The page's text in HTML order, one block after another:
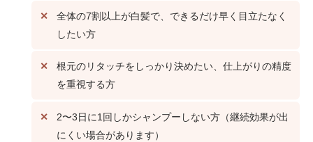
全体の7割以上が白髪で、できるだけ早く目立たなく
したい方
根元のリタッチをしっかり決めたい、仕上がりの精度
を重視する方
2〜3日に1回しかシャンプーしない方（継続効果が出
にくい場合があります）